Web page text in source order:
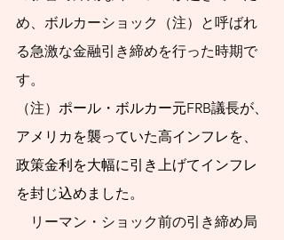
と考えている人のた
めに、代表的な50の
まとめてみました。
これまで紆余曲折を
たどってきた資産形
成の道の先に、生涯
続く長くて真っすぐ
め、ボルカーショック（注）と呼ばれ
る急激な金融引き締めを行った時期で
す。
（注） ポール・ボルカー元FRB議長が、
アメリカを襲っていた高インフレを、
政策金利を大幅に引き上げてインフレ
を封じ込めました。
リーマン・ショック前の引き締め局